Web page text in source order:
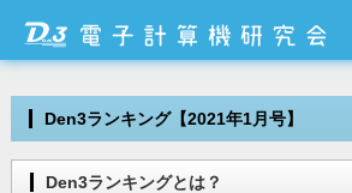
Den3ランキング【2021年1月号】
Den3ランキングとは？